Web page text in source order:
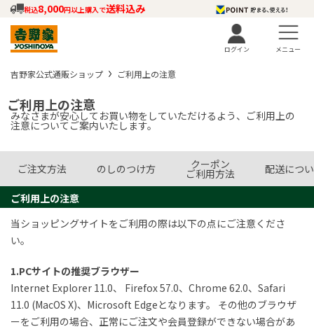
税込8,000円以上購入で送料込み
ログイン メニュー
吉野家公式通販ショップ ご利用上の注意
ご利用上の注意
みなさまが安心してお買い物をしていただけるよう、ご利用上の
注意についてご案内いたします。
ご注文方法 のしのつけ方 クーポン
ご利用方法 配送につ
ご利用上の注意
当ショッピングサイトをご利用の際は以下の点にご注意くださ
い。
1.PCサイトの推奨ブラウザー
Internet Explorer 11.0、 Firefox 57.0、Chrome 62.0、Safari
11.0 (MacOS X)、Microsoft Edgeとなります。 その他のブラウザ
ーをご利用の場合、正常にご注文や会員登録ができない場合があ